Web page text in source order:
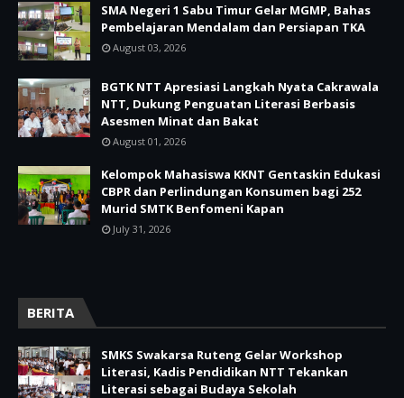
SMA Negeri 1 Sabu Timur Gelar MGMP, Bahas
Pembelajaran Mendalam dan Persiapan TKA
August 03, 2026
BGTK NTT Apresiasi Langkah Nyata Cakrawala
NTT, Dukung Penguatan Literasi Berbasis
Asesmen Minat dan Bakat
August 01, 2026
Kelompok Mahasiswa KKNT Gentaskin Edukasi
CBPR dan Perlindungan Konsumen bagi 252
Murid SMTK Benfomeni Kapan
July 31, 2026
BERITA
SMKS Swakarsa Ruteng Gelar Workshop
Literasi, Kadis Pendidikan NTT Tekankan
Literasi sebagai Budaya Sekolah